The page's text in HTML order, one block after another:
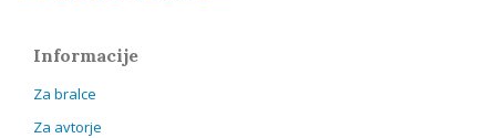
Informacije
Za bralce
Za avtorje